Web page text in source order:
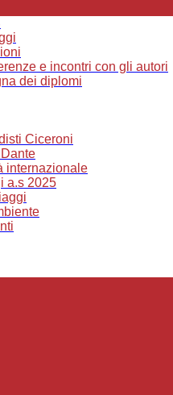
e incontri con gli autori
dei diplomi
Ciceroni
internazionale
a.s 2025